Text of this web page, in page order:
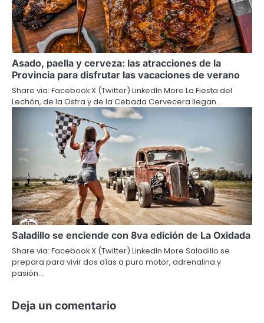
Asado, paella y cerveza: las atracciones de la
Provincia para disfrutar las vacaciones de verano
Share via: Facebook X (Twitter) LinkedIn More La Fiesta del
Lechón, de la Ostra y de la Cebada Cervecera llegan…
Saladillo se enciende con 8va edición de La Oxidada
Share via: Facebook X (Twitter) LinkedIn More Saladillo se
prepara para vivir dos días a puro motor, adrenalina y
pasión…
Deja un comentario